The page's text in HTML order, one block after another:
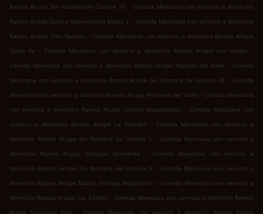
Ramos Arizpe Sin Nombre de Colonia 16 . Comida Mexicana con servicio a domicilio
Ramos Arizpe Quinta Manantiales Etapa 2 . Comida Mexicana con servicio a domicilio
Ramos Arizpe Tres Nueces . Comida Mexicana con servicio a domicilio Ramos Arizpe
Santa Fe
. Comida Mexicana con servicio a domicilio Ramos Arizpe Los Valdez
.
Comida Mexicana con servicio a domicilio Ramos Arizpe Parajes del Valle
. Comida
Mexicana con servicio a domicilio Ramos Arizpe Sin Nombre de Colonia 20 . Comida
Mexicana con servicio a domicilio Ramos Arizpe Portales del Valle . Comida Mexicana
con servicio a domicilio Ramos Arizpe Quinta Manantiales
. Comida Mexicana con
servicio a domicilio Ramos Arizpe La Soledad
. Comida Mexicana con servicio a
domicilio Ramos Arizpe Sin Nombre de Colonia 2 . Comida Mexicana con servicio a
domicilio Ramos Arizpe Portales Diamante
.
Comida Mexicana con servicio a
domicilio Ramos Arizpe Sin Nombre de Colonia 3 . Comida Mexicana con servicio a
domicilio Ramos Arizpe Blanca Esthela Ampliación . Comida Mexicana con servicio a
domicilio Ramos Arizpe Los Cedros . Comida Mexicana con servicio a domicilio Ramos
.